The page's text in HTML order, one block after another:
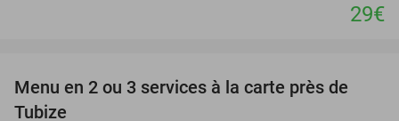
29€
33%
Menu en 2 ou 3 services à la carte près de
Tubize